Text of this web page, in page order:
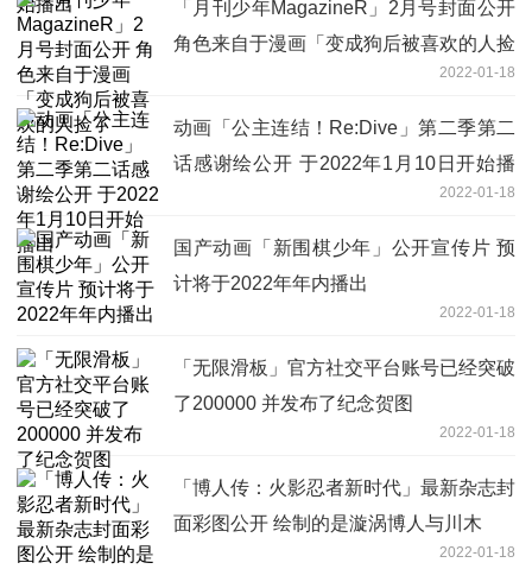
「月刊少年MagazineR」2月号封面公开
角色来自于漫画「变成狗后被喜欢的人捡
2022-01-18
动画「公主连结！Re:Dive」第二季第二
话感谢绘公开 于2022年1月10日开始播
2022-01-18
国产动画「新围棋少年」公开宣传片 预
计将于2022年年内播出
2022-01-18
「无限滑板」官方社交平台账号已经突破
了200000 并发布了纪念贺图
2022-01-18
「博人传：火影忍者新时代」最新杂志封
面彩图公开 绘制的是漩涡博人与川木
2022-01-18